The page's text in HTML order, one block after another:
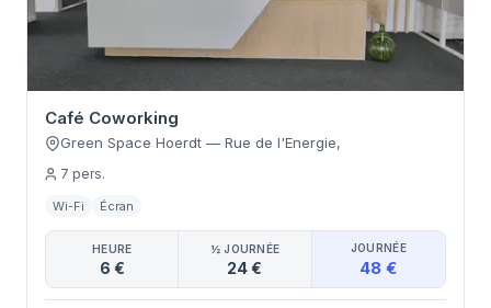
Café Coworking
Green Space Hoerdt — Rue de l'Energie,
7 pers.
Wi-Fi Écran
HEURE
6 €
½ JOURNÉE
24 €
JOURNÉE
48 €